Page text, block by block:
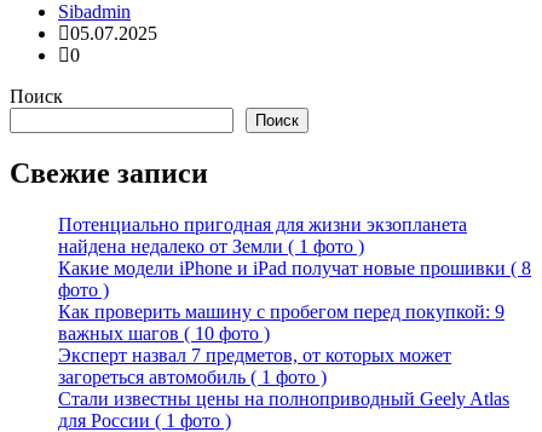
Sibadmin
05.07.2025
0
Поиск
Поиск
Свежие записи
Потенциально пригодная для жизни экзопланета
найдена недалеко от Земли ( 1 фото )
Какие модели iPhone и iPad получат новые прошивки ( 8
фото )
Как проверить машину с пробегом перед покупкой: 9
важных шагов ( 10 фото )
Эксперт назвал 7 предметов, от которых может
загореться автомобиль ( 1 фото )
Стали известны цены на полноприводный Geely Atlas
для России ( 1 фото )